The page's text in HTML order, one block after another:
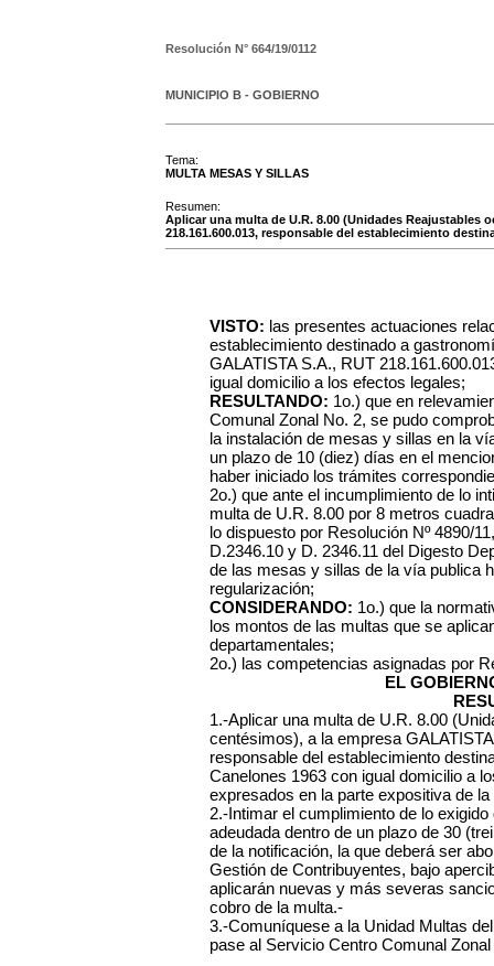
Resolución N° 664/19/0112
MUNICIPIO B - GOBIERNO
Tema:
MULTA MESAS Y SILLAS
Resumen:
Aplicar una multa de U.R. 8.00 (Unidades Reajustables
218.161.600.013, responsable del establecimiento
VISTO: las presentes actuaciones
establecimiento destinado a
GALATISTA S.A., RUT
igual domicilio a los efectos legales;
RESULTANDO: 1o.) que en
Comunal Zonal No. 2, se pudo
la instalación de mesas y sillas en la
un plazo de 10 (diez) días en el
haber iniciado los trámites
2o.) que ante el incumplimiento de lo
multa de U.R. 8.00 por 8 metros
lo dispuesto por Resolución Nº 4890/
D.2346.10 y D. 2346.11 del Digesto
de las mesas y sillas de la vía publica
regularización;
CONSIDERANDO: 1o.) que la
los montos de las multas que se
departamentales;
2o.) las competencias asignadas por
EL
1.-Aplicar una multa de U.R. 8.00
centésimos), a la empresa
responsable del establecimiento
Canelones 1963 con igual domicilio a
expresados en la parte expositiva de
2.-Intimar el cumplimiento de lo
adeudada dentro de un plazo de 30
de la notificación, la que deberá ser
Gestión de Contribuyentes, bajo
aplicarán nuevas y más severas
cobro de la multa.-
3.-Comuníquese a la Unidad Multas
pase al Servicio Centro Comunal